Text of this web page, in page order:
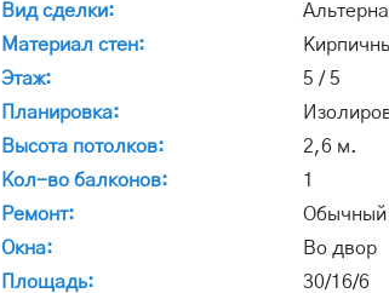
Вид сделки:
Материал стен:
Этаж:
5 / 5
Планировка:
Высота потолков:
2,6 м.
Кол-во балконов:
1
Ремонт:
Обычный
Окна:
Во двор
Площадь:
30/16/6